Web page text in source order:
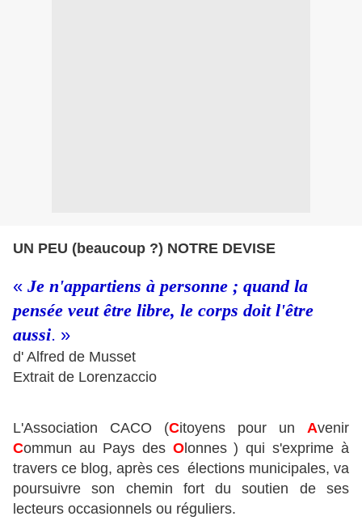
UN PEU (beaucoup ?) NOTRE DEVISE
« Je n'appartiens à personne ; quand la
pensée veut être libre, le corps doit l'être
aussi. »
d' Alfred de Musset
Extrait de Lorenzaccio
L'Association CACO (Citoyens pour un Avenir
Commun au Pays des Olonnes ) qui s'exprime à
travers ce blog, après ces élections municipales, va
poursuivre son chemin fort du soutien de ses
lecteurs occasionnels ou réguliers.